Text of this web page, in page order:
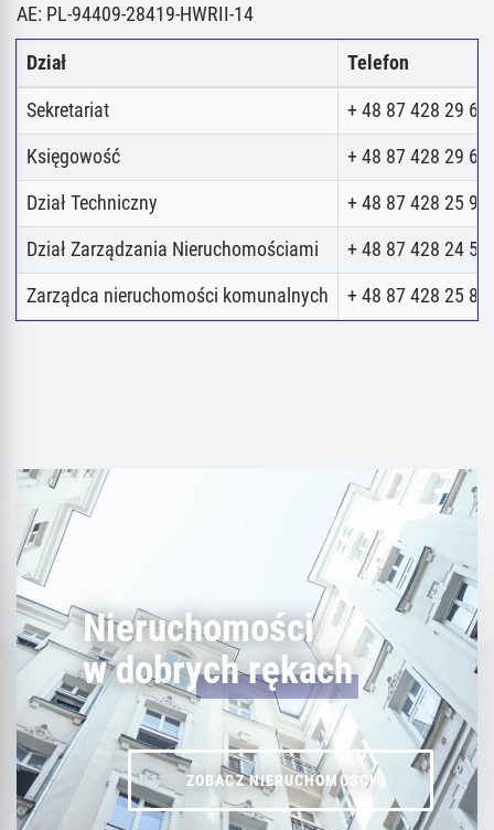
AE: PL-94409-28419-HWRII-14
Dział Telefon
Sekretariat + 48 87 428 29 62
Księgowość + 48 87 428 29 62
Dział Techniczny + 48 87 428 25 98
Dział Zarządzania Nieruchomościami + 48 87 428 24 52
Zarządca nieruchomości komunalnych + 48 87 428 25 80
Nieruchomości
w dobrych rękach
ZOBACZ NIERUCHOMOŚCI